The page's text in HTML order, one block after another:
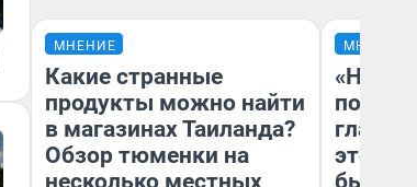
МНЕНИЕ
Какие странные
продукты можно найти
в магазинах Таиланда?
Обзор тюменки на
несколько местных
МНЕНИЕ
этого
бьет